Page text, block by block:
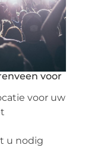
voor
voor uw
u nodig